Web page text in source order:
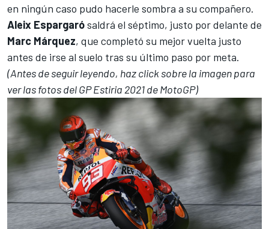
en ningún caso pudo hacerle sombra a su compañero.
Aleix Espargarósaldrá el séptimo, justo por delante de
Marc Márquez, que completó su mejor vuelta justo
antes de irse al suelo tras su último paso por meta.
(Antes de seguir leyendo, haz click sobre la imagen para
ver las fotos del GP Estiria 2021 de MotoGP)